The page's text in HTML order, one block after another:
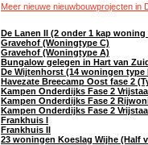
Meer nieuwe nieuwbouwprojecten in
De Lanen II (2 onder 1 kap woning
Gravehof (Woningtype C)
Gravehof (Woningtype A)
Bungalow gelegen in Hart van
De Wijtenhorst (14 woningen type
Havezate Breecamp Oost fase 2
Kampen Onderdijks Fase 2
Kampen Onderdijks Fase 2
Kampen Onderdijks Fase 2
Frankhuis I
Frankhuis II
23 woningen Koeslag Wijhe (Half